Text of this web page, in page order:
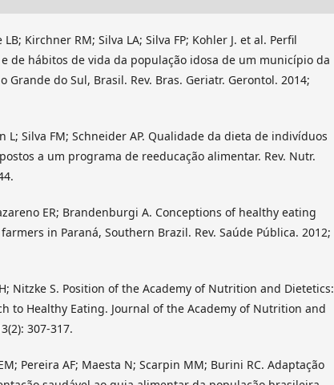
LB; Kirchner RM; Silva LA; Silva FP; Kohler J. et al. Perfil
de hábitos de vida da população idosa de um município da
Grande do Sul, Brasil. Rev. Bras. Geriatr. Gerontol. 2014;
L; Silva FM; Schneider AP. Qualidade da dieta de indivíduos
a um programa de reeducação alimentar. Rev. Nutr.
ER; Brandenburgi A. Conceptions of healthy eating
in Paraná, Southern Brazil. Rev. Saúde Pública. 2012;
Nitzke S. Position of the Academy of Nutrition and Dietetics:
to Healthy Eating. Journal of the Academy of Nutrition and
307-317.
Pereira AF; Maesta N; Scarpin MM; Burini RC. Adaptação